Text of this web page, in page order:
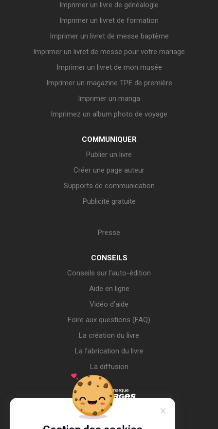
Imprimer un livre de généalogie
Imprimer un livret de formation
Imprimer un livret de messe baptême
Imprimer un livret de messe pour votre mariage
Imprimer un livret de mon musée
Imprimer un magazine TPE de première
Imprimer un manga
Imprimez un album photo de voyage
COMMUNIQUER
Publier un livre
Créer une page auteur
Supports de communication
Publicité gratuite
Presse
CONSEILS
Conseils sur l’auto-édition
Aide en ligne
Vidéo d’aide
Foire aux questions (FAQ)
La création du livre
La fabrication du livre
La diffusion